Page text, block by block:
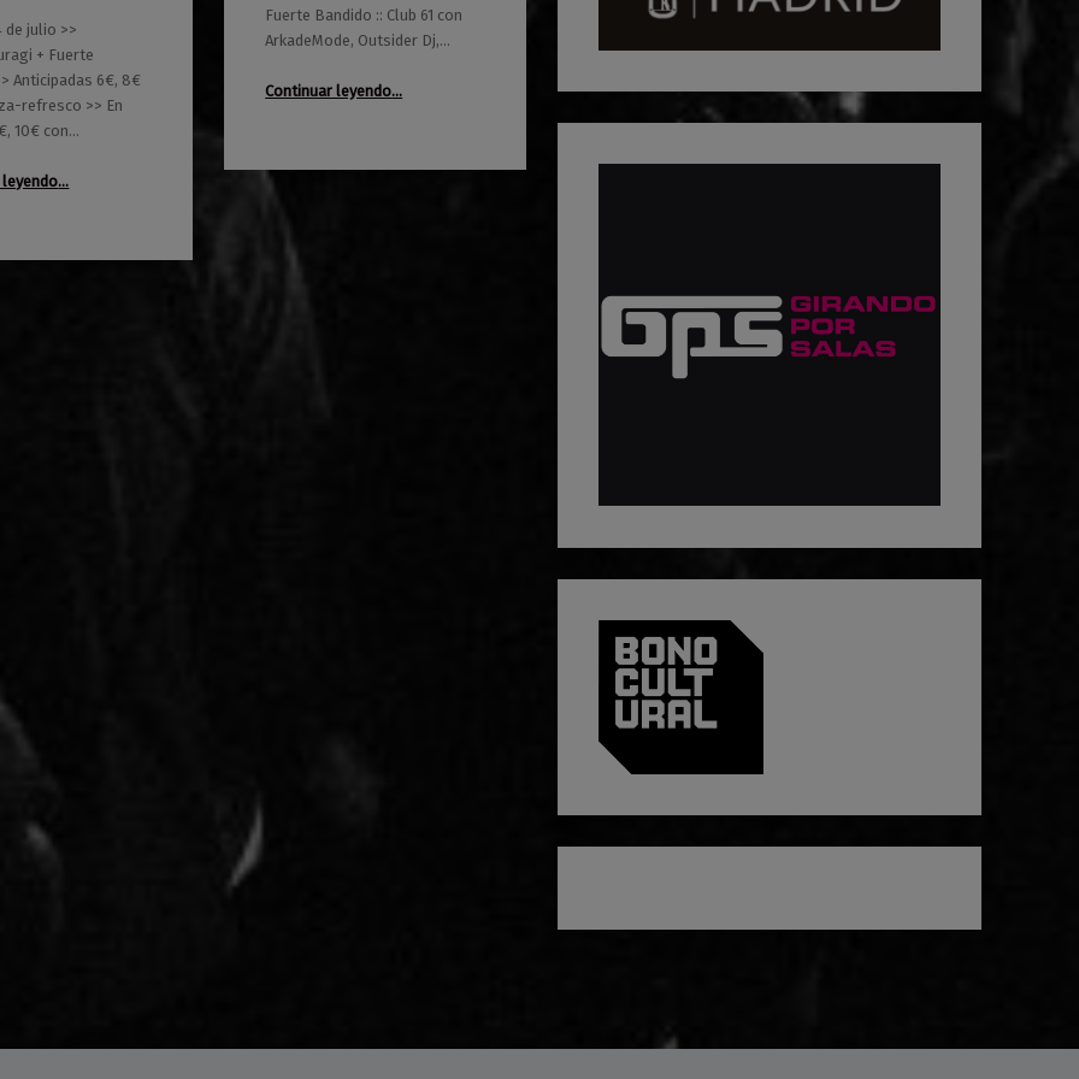
Fuerte Bandido :: Club 61 con
ArkadeMode, Outsider Dj,…
Continuar leyendo“Del 12 al 14 de julio: Electrónica y bailoteo”
…
de julio >>
+ Fuerte
Anticipadas 6€, 8€
refresco >> En
10€ con…
…